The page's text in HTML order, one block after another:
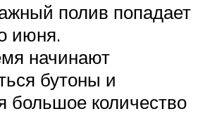
полив попадает
июня.
начинают
бутоны и
большое количество